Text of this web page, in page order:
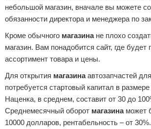
небольшой магазин, вначале вы можете
обязанности директора и менеджера по
Кроме обычного магазинане плохо
магазин. Вам понадобится сайт, где будет
ассортимент товара и цены.
Для открытия магазинаавтозапчастей для
потребуется стартовый капитал в
Наценка, в среднем, составит от 30 до
Среднемесячный оборот магазинаможет
10000 долларов, рентабельность – от